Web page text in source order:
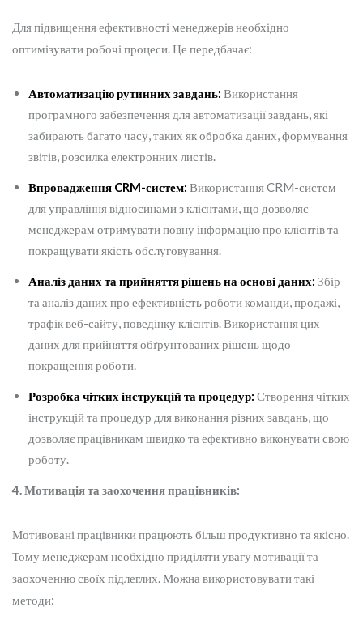
Для підвищення ефективності менеджерів необхідно
оптимізувати робочі процеси. Це передбачає:
Автоматизацію рутинних завдань: Використання
програмного забезпечення для автоматизації завдань, які
забирають багато часу, таких як обробка даних, формування
звітів, розсилка електронних листів.
Впровадження CRM-систем: Використання CRM-систем
для управління відносинами з клієнтами, що дозволяє
менеджерам отримувати повну інформацію про клієнтів та
покращувати якість обслуговування.
Аналіз даних та прийняття рішень на основі даних: Збір
та аналіз даних про ефективність роботи команди, продажі,
трафік веб-сайту, поведінку клієнтів. Використання цих
даних для прийняття обґрунтованих рішень щодо
покращення роботи.
Розробка чітких інструкцій та процедур: Створення чітких
інструкцій та процедур для виконання різних завдань, що
дозволяє працівникам швидко та ефективно виконувати свою
роботу.
4. Мотивація та заохочення працівників:
Мотивовані працівники працюють більш продуктивно та якісно.
Тому менеджерам необхідно приділяти увагу мотивації та
заохоченню своїх підлеглих. Можна використовувати такі
методи: